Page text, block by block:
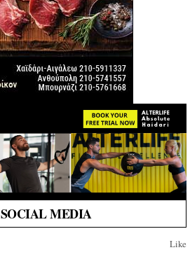
SOCIAL MEDIA
Like